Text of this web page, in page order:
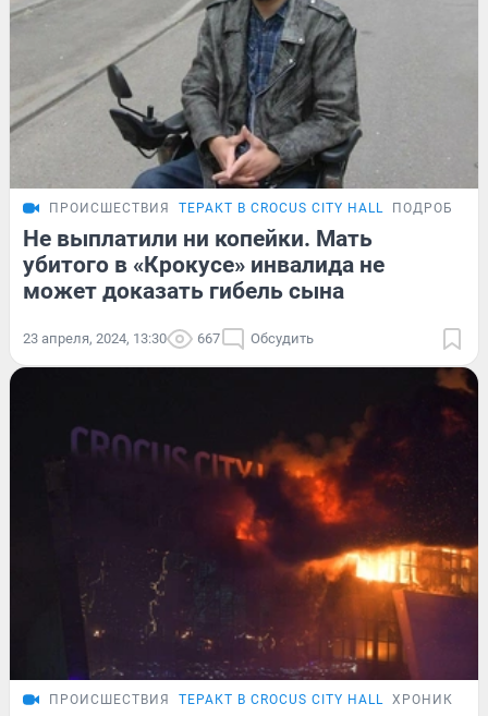
ПРОИСШЕСТВИЯ ТЕРАКТ В CROCUS CITY HALL
Не выплатили ни копейки. Мать
убитого в «Крокусе» инвалида не
может доказать гибель сына
23 апреля, 2024, 13:30 667 Обсудить
ПРОИСШЕСТВИЯ ТЕРАКТ В CROCUS CITY HALL ХРОНИКА